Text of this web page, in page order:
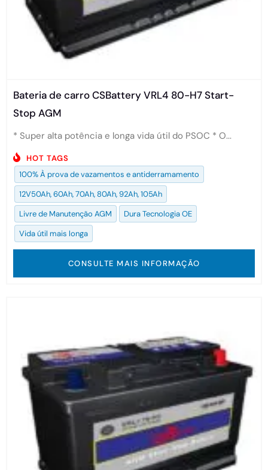
Bateria de carro CSBattery VRL4 80-H7 Start-
Stop AGM
* Super alta potência e longa vida útil do PSOC * O...
HOT TAGS
100% À prova de vazamentos e antiderramamento
12V50Ah, 60Ah, 70Ah, 80Ah, 92Ah, 105Ah
Livre de Manutenção AGM
Dura Tecnologia OE
Vida útil mais longa
CONSULTE MAIS INFORMAÇÃO